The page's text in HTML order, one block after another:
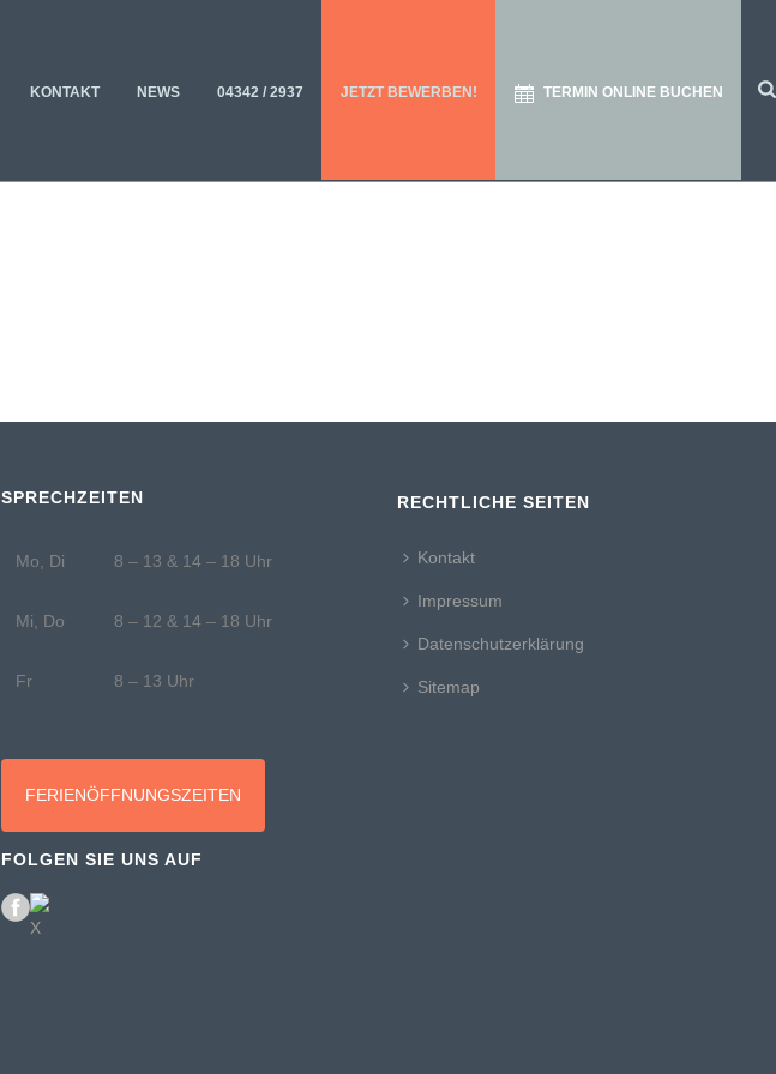
KONTAKT NEWS 04342 / 2937 JETZT BEWERBEN! TERMIN ONLINE BUCHEN
SPRECHZEITEN
Mo, Di 8 – 13 & 14 – 18 Uhr
Mi, Do 8 – 12 & 14 – 18 Uhr
Fr 8 – 13 Uhr
FERIENÖFFNUNGSZEITEN
FOLGEN SIE UNS AUF
RECHTLICHE SEITEN
Kontakt
Impressum
Datenschutzerklärung
Sitemap